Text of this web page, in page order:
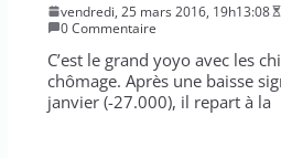
vendredi, 25 mars 2016, 19h13:08
0 Commentaire
C’est le grand yoyo avec les
chômage. Après une baisse
janvier (-27.000), il repart à la